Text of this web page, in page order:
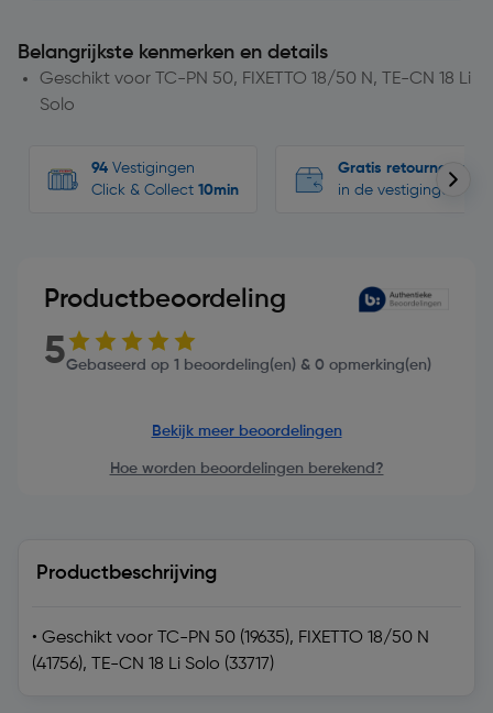
Belangrijkste kenmerken en details
Geschikt voor TC-PN 50, FIXETTO 18/50 N, TE-CN 18 Li
Solo
94 Vestigingen
Click & Collect 10min
Gratis retourneren
in de vestigingen
Productbeoordeling
5Gebaseerd op 1 beoordeling(en) & 0 opmerking(en)
Bekijk meer beoordelingen
Hoe worden beoordelingen berekend?
Productbeschrijving
• Geschikt voor TC-PN 50 (19635), FIXETTO 18/50 N
(41756), TE-CN 18 Li Solo (33717)